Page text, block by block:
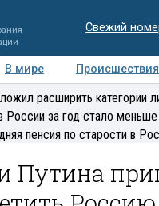
Свежий
В мире Происшествия
Медиацентр
расширить категории
России за год стало
пенсия по старости в
Путина